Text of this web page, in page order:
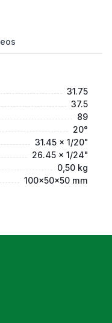
31.75
37.5
89
20°
31.45 x 1/20"
26.45 x 1/24"
0,50 kg
100x50x50 mm